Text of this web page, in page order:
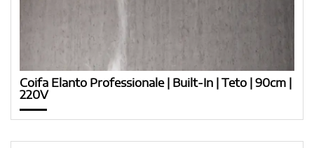
Coifa Elanto Professionale | Built-In | Teto | 90cm |
220V